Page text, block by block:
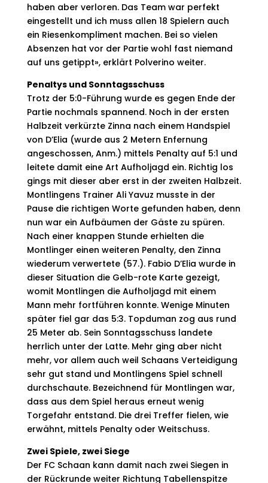
haben aber verloren. Das Team war perfekt
eingestellt und ich muss allen 18 Spielern auch
ein Riesenkompliment machen. Bei so vielen
Absenzen hat vor der Partie wohl fast niemand
auf uns getippt», erklärt Polverino weiter.
Penaltys und Sonntagsschuss
Trotz der 5:0-Führung wurde es gegen Ende der
Partie nochmals spannend. Noch in der ersten
Halbzeit verkürzte Zinna nach einem Handspiel
von D’Elia (wurde aus 2 Metern Enfernung
angeschossen, Anm.) mittels Penalty auf 5:1 und
leitete damit eine Art Aufholjagd ein. Richtig los
gings mit dieser aber erst in der zweiten Halbzeit.
Montlingens Trainer Ali Yavuz musste in der
Pause die richtigen Worte gefunden haben, denn
nun war ein Aufbäumen der Gäste zu spüren.
Nach einer knappen Stunde erhielten die
Montlinger einen weiteren Penalty, den Zinna
wiederum verwertete (57.). Fabio D’Elia wurde in
dieser Situation die Gelb-rote Karte gezeigt,
womit Montlingen die Aufholjagd mit einem
Mann mehr fortführen konnte. Wenige Minuten
später fiel gar das 5:3. Topduman zog aus rund
25 Meter ab. Sein Sonntagsschuss landete
herrlich unter der Latte. Mehr ging aber nicht
mehr, vor allem auch weil Schaans Verteidigung
sehr gut stand und Montlingens Spiel schnell
durchschaute. Bezeichnend für Montlingen war,
dass aus dem Spiel heraus erneut wenig
Torgefahr entstand. Die drei Treffer fielen, wie
erwähnt, mittels Penalty oder Weitschuss.
Zwei Spiele, zwei Siege
Der FC Schaan kann damit nach zwei Siegen in
der Rückrunde weiter Richtung Tabellenspitze